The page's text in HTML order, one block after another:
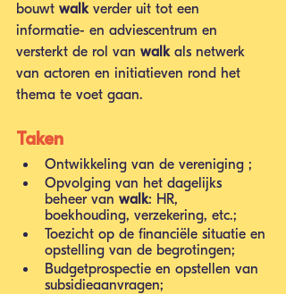
bouwt walk verder uit tot een
informatie- en adviescentrum en
versterkt de rol van walk als netwerk
van actoren en initiatieven rond het
thema te voet gaan.
Taken
Ontwikkeling van de vereniging ;
Opvolging van het dagelijks
beheer van walk: HR,
boekhouding, verzekering, etc.;
Toezicht op de financiële situatie en
opstelling van de begrotingen;
Budgetprospectie en opstellen van
subsidieaanvragen;